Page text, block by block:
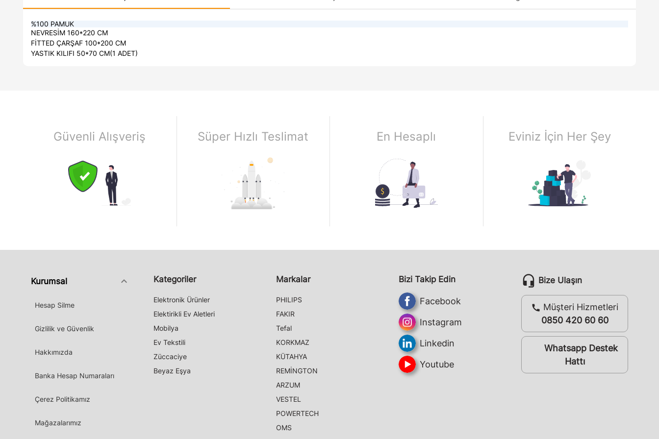
%100 PAMUK
NEVRESİM 160*220 CM
FİTTED ÇARŞAF 100*200 CM
YASTIK KILIFI 50*70 CM(1 ADET)
Güvenli Alışveriş Süper Hızlı Teslimat En Hesaplı Eviniz İçin Her Şey
Kurumsal keyboard_arrow_down
Hesap Silme
Gizlilik ve Güvenlik
Hakkımızda
Banka Hesap Numaraları
Çerez Politikamız
Mağazalarımız
Kategoriler
Elektronik Ürünler
Elektirikli Ev Aletleri
Mobilya
Ev Tekstili
Züccaciye
Beyaz Eşya
Markalar
PHILIPS
FAKIR
Tefal
KORKMAZ
KÜTAHYA
REMİNGTON
ARZUM
VESTEL
POWERTECH
OMS
Bizi Takip Edin
Facebook
Instagram
Linkedin
Youtube
headset_mic Bize Ulaşın
call Müşteri Hizmetleri
0850 420 60 60
whatsappWhatsapp Destek
Hattı